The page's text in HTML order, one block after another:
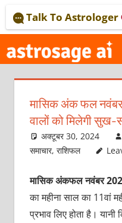
to
content
Talk To Astrologer
मासिक अंक फल
वालों को मिलेगी सुख-
अक्टूबर 30, 2024
समाचार, राशिफल
मासिक अंकफल नवंबर
का महीना साल का 11वां
प्रभाव लिए होता है।